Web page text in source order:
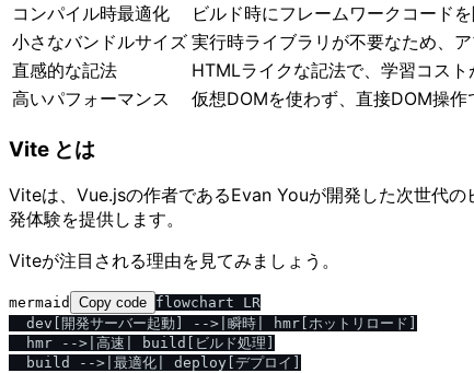
コンパイル時最適化
ビルド時にフレームワークコード
小さなバンドルサイズ 実行時ライブラリが不要なため、
直感的な記法
HTMLライクな記法で、学習コスト
高いパフォーマンス
仮想DOMを使わず、直接DOM操作
Vite とは
Viteは、Vue.jsの作者であるEvan Youが開発した次世代の
発体験を提供します。
Viteが注目される理由を見てみましょう。
mermaid Copy code flowchart LR
  dev[開発サーバー起動] -->|瞬時| hmr[ホットリロード]
  hmr -->|高速| build[ビルド処理]
  build -->|最適化| deploy[デプロイ]